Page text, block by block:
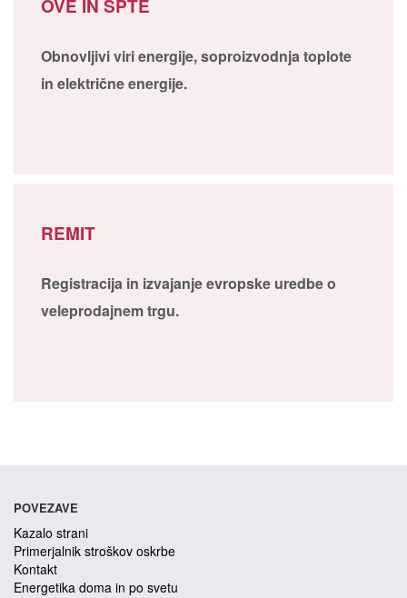
OVE IN SPTE
Obnovljivi viri energije, soproizvodnja toplote
in električne energije.
REMIT
Registracija in izvajanje evropske uredbe o
veleprodajnem trgu.
POVEZAVE
Kazalo strani
Primerjalnik stroškov oskrbe
Kontakt
Energetika doma in po svetu